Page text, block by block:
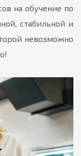
на обучение по
стабильной и
невозможно